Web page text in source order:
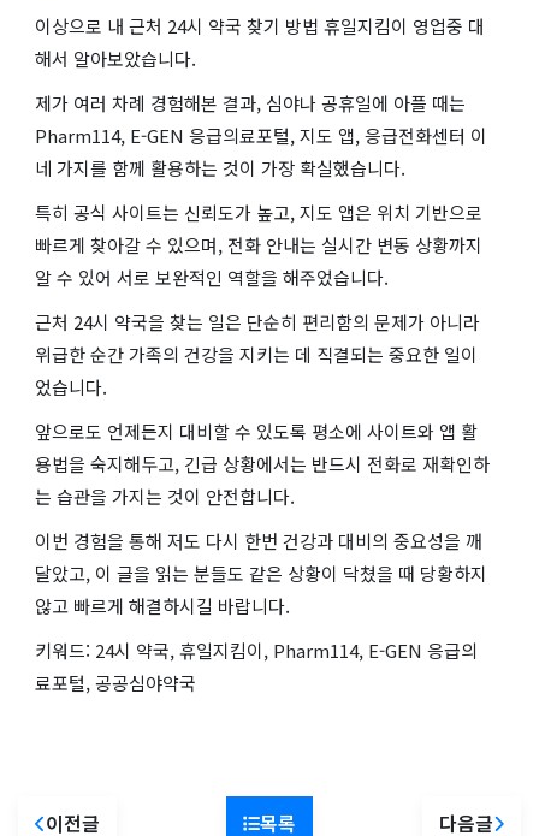
이상으로 내 근처 24시 약국 찾기 방법 휴일지킴이 영업중 대
해서 알아보았습니다.
제가 여러 차례 경험해본 결과, 심야나 공휴일에 아플 때는
Pharm114, E-GEN 응급의료포털, 지도 앱, 응급전화센터 이
네 가지를 함께 활용하는 것이 가장 확실했습니다.
특히 공식 사이트는 신뢰도가 높고, 지도 앱은 위치 기반으로
빠르게 찾아갈 수 있으며, 전화 안내는 실시간 변동 상황까지
알 수 있어 서로 보완적인 역할을 해주었습니다.
근처 24시 약국을 찾는 일은 단순히 편리함의 문제가 아니라
위급한 순간 가족의 건강을 지키는 데 직결되는 중요한 일이
었습니다.
앞으로도 언제든지 대비할 수 있도록 평소에 사이트와 앱 활
용법을 숙지해두고, 긴급 상황에서는 반드시 전화로 재확인하
는 습관을 가지는 것이 안전합니다.
이번 경험을 통해 저도 다시 한번 건강과 대비의 중요성을 깨
달았고, 이 글을 읽는 분들도 같은 상황이 닥쳤을 때 당황하지
않고 빠르게 해결하시길 바랍니다.
키워드: 24시 약국, 휴일지킴이, Pharm114, E-GEN 응급의
료포털, 공공심야약국
이전글 목록 다음글